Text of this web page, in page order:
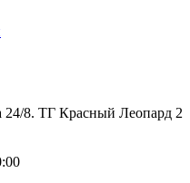
24/8. ТГ Красный Леопард 2